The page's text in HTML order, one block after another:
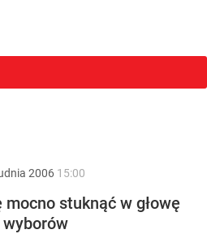
2006 15:00
mocno stuknąć w głowę